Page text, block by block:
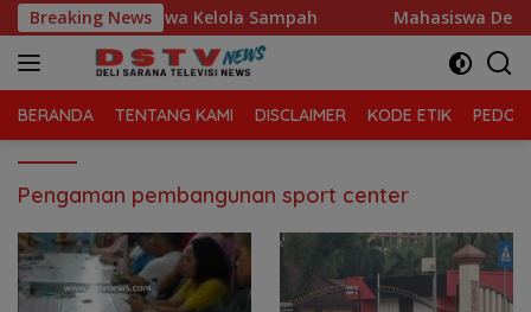
Langsung
ke
konten
Breaking News
Tanjung Morawa Kelola Sampah Mahasiswa Desak
BERANDA TENTANG KAMI DISCLAIMER KODE ETIK
Pengaman pembangunan sport center